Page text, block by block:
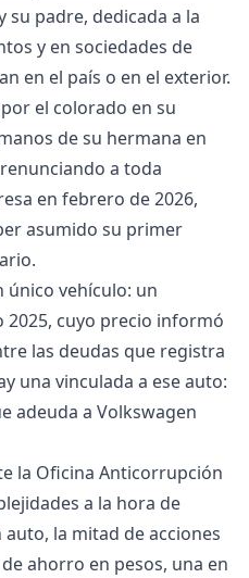
su padre, dedicada a la
y en sociedades de
en el país o en el exterior.
el colorado en su
de su hermana en
a toda
en febrero de 2026,
asumido su primer
único vehículo: un
2025, cuyo precio informó
las deudas que registra
una vinculada a ese auto:
adeuda a Volkswagen
la Oficina Anticorrupción
a la hora de
la mitad de acciones
ahorro en pesos, una en